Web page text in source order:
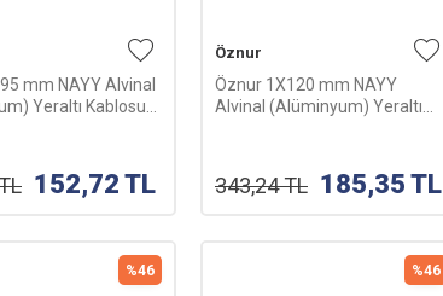
mm NAYY Alvinal
Yeraltı Kablosu-
152,72 TL
Öznur
Öznur 1X120 mm NAYY
Alvinal (Alüminyum) Yeraltı
343,24TL 185,35 TL
%46 %46